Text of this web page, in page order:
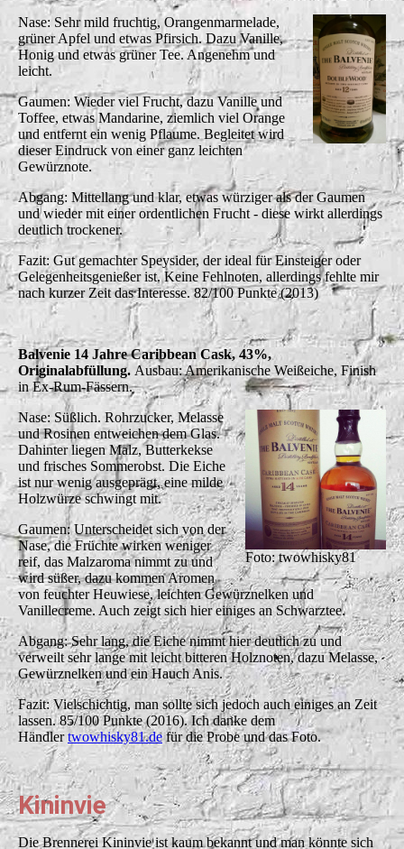
Nase: Sehr mild fruchtig, Orangenmarmelade,
grüner Apfel und etwas Pfirsich. Dazu Vanille,
Honig und etwas grüner Tee. Angenehm und
leicht.
Gaumen: Wieder viel Frucht, dazu Vanille und
Toffee, etwas Mandarine, ziemlich viel Orange
und entfernt ein wenig Pflaume. Begleitet wird
dieser Eindruck von einer ganz leichten
Gewürznote.
Abgang: Mittellang und klar, etwas würziger als der Gaumen
und wieder mit einer ordentlichen Frucht - diese wirkt allerdings
deutlich trockener.
Fazit: Gut gemachter Speysider, der ideal für Einsteiger oder
Gelegenheitsgenießer ist. Keine Fehlnoten, allerdings fehlte mir
nach kurzer Zeit das Interesse. 82/100 Punkte (2013)
Balvenie 14 Jahre Caribbean Cask, 43%,
Originalabfüllung. Ausbau: Amerikanische Weißeiche, Finish
in Ex-Rum-Fässern.
Foto: twowhisky81
Nase: Süßlich. Rohrzucker, Melasse
und Rosinen entweichen dem Glas.
Dahinter liegen Malz, Butterkekse
und frisches Sommerobst. Die Eiche
ist nur wenig ausgeprägt, eine milde
Holzwürze schwingt mit.
Gaumen: Unterscheidet sich von der
Nase, die Früchte wirken weniger
reif, das Malzaroma nimmt zu und
wird süßer, dazu kommen Aromen
von feuchter Heuwiese, leichten Gewürznelken und
Vanillecreme. Auch zeigt sich hier einiges an Schwarztee.
Abgang: Sehr lang, die Eiche nimmt hier deutlich zu und
verweilt sehr lange mit leicht bitteren Holznoten, dazu Melasse,
Gewürznelken und ein Hauch Anis.
Fazit: Vielschichtig, man sollte sich jedoch auch einiges an Zeit
lassen. 85/100 Punkte (2016). Ich danke dem
Händlertwowhisky81.defür die Probe und das Foto.
Kininvie
Die Brennerei Kininvie ist kaum bekannt und man könnte sich